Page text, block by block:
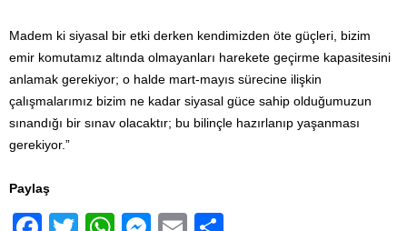
Madem ki siyasal bir etki derken kendimizden öte güçleri, bizim
emir komutamız altında olmayanları harekete geçirme kapasitesini
anlamak gerekiyor; o halde mart-mayıs sürecine ilişkin
çalışmalarımız bizim ne kadar siyasal güce sahip olduğumuzun
sınandığı bir sınav olacaktır; bu bilinçle hazırlanıp yaşanması
gerekiyor.”
Paylaş